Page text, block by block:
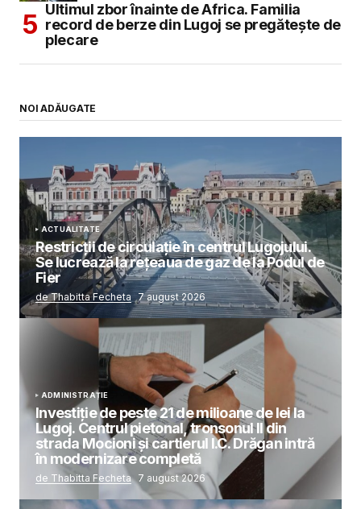
Ultimul zbor înainte de Africa. Familia
record de berze din Lugoj se pregătește de
plecare
NOI ADĂUGATE
ACTUALITATE
Restricții de circulație în centrul Lugojului.
Se lucrează la rețeaua de gaz de la Podul de
Fier
de Thabitta Fecheta 7 august 2026
ADMINISTRAȚIE
Investiție de peste 21 de milioane de lei la
Lugoj. Centrul pietonal, tronsonul II din
strada Mocioni și cartierul I.C. Drăgan intră
în modernizare completă
de Thabitta Fecheta 7 august 2026